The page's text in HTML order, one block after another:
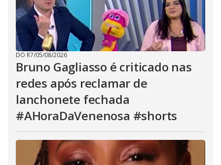
DO R7/05/08/2026
Bruno Gagliasso é criticado nas
redes após reclamar de
lanchonete fechada
#AHoraDaVenenosa #shorts